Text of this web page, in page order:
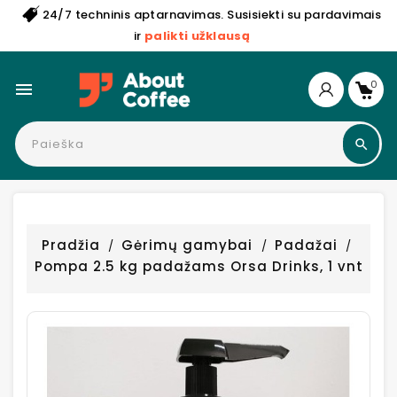
24/7 techninis aptarnavimas. Susisiekti su pardavimais
ir palikti užklausą
 0
Pradžia Gėrimų gamybai
Padažai
Pompa 2.5 kg padažams Orsa Drinks, 1 vnt